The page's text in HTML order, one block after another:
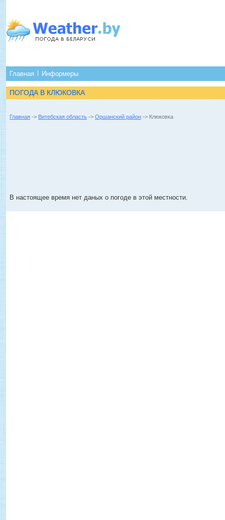
Главная Информеры
ПОГОДА В КЛЮКОВКА
Главная -> Витебская область -> Оршанский район -> Клюковка
В настоящее время нет даных о погоде в этой местности.